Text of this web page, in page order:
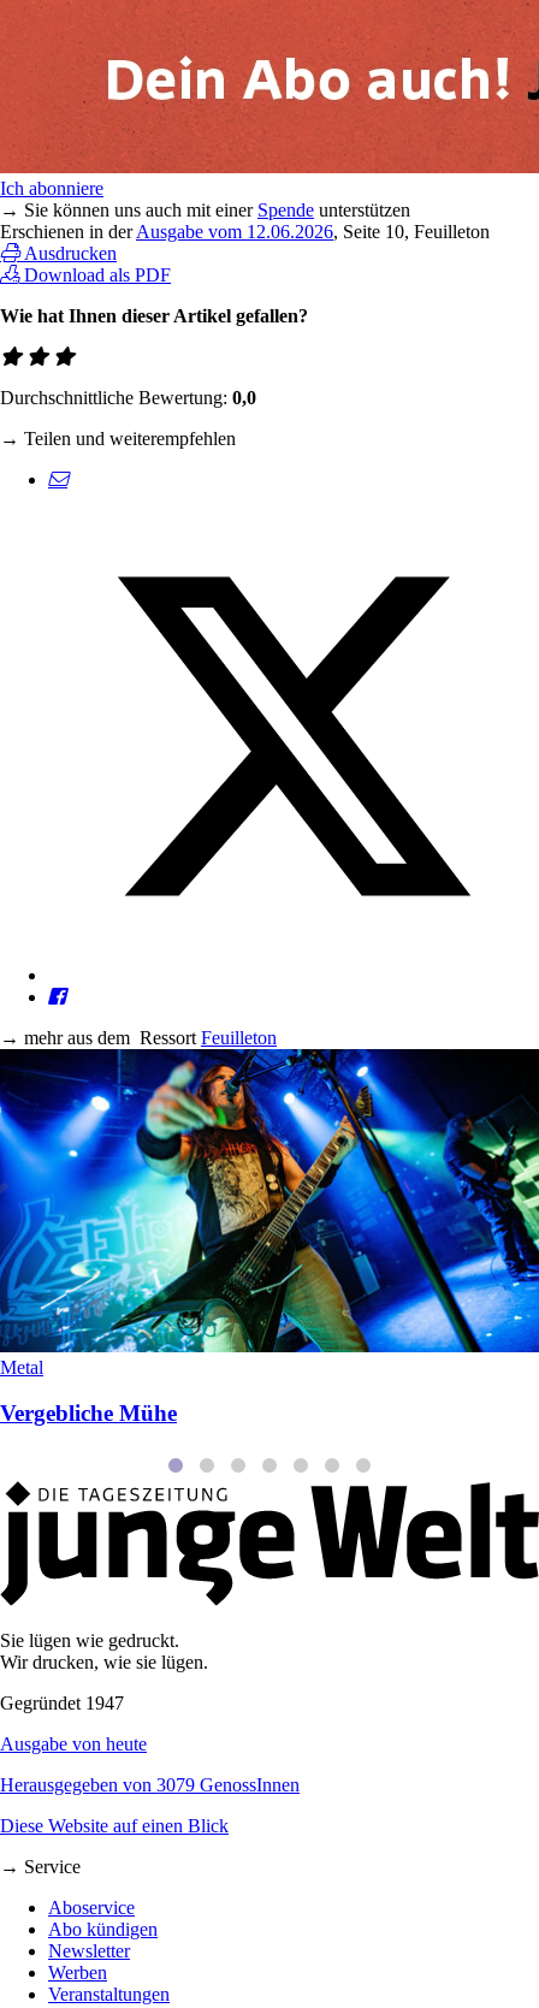
Ich abonniere
→ Sie können uns auch mit einer Spende unterstützen
Erschienen in derAusgabe vom 12.06.2026, Seite 10, Feuilleton
Ausdrucken
Download als PDF
Wie hat Ihnen dieser Artikel gefallen?
Durchschnittliche Bewertung: 0,0
→ Teilen und weiterempfehlen
→ mehr aus dem Ressort Feuilleton
Metal
Vergebliche Mühe
Sie lügen wie gedruckt.
Wir drucken, wie sie lügen.
Gegründet 1947
Ausgabe von heute
Herausgegeben von 3079 GenossInnen
Diese Website auf einen Blick
→ Service
Aboservice
Abo kündigen
Newsletter
Werben
Veranstaltungen